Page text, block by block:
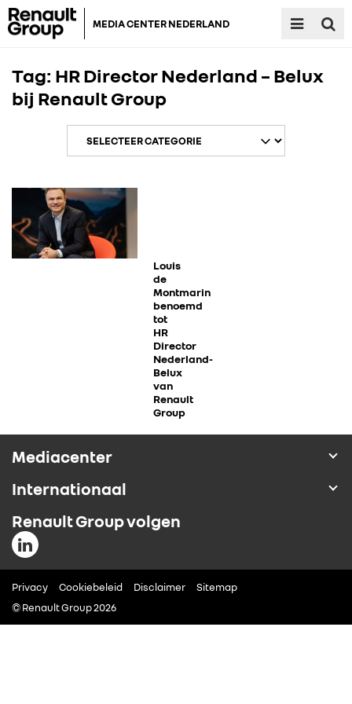
MEDIA CENTER NEDERLAND
RENAULT GROUP
RENAULT
IN DE MEDIA
Tag: HR Director Nederland – Belux
bij Renault Group
Louis
de
Montmarin
benoemd
tot
HR
Director
Nederland-
Belux
van
Renault
Group
Mediacenter
Internationaal
Renault Group volgen
Privacy Cookiebeleid Disclaimer
Sitemap
© Renault Group 2026